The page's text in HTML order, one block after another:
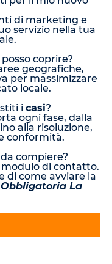
di marketing e
servizio nella tua
coprire?
geografiche,
per massimizzare
locale.
i casi?
ogni fase, dalla
alla risoluzione,
conformità.
compiere?
modulo di contatto.
di come avviare la
La